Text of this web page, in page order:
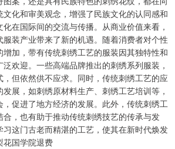
化和审美观念，增强了民族文化的认同感和
在国际间的交流与传播。从商业价值来看，
装产业带来了新的机遇。随着消费者对个性
加，带有传统刺绣工艺的服装因其独特性和
欢迎。一些高端品牌推出的刺绣系列服装，
但依然供不应求。同时，传统刺绣工艺的应
展，如刺绣原材料生产、刺绣工艺培训等，
促进了地方经济的发展。此外，传统刺绣工
，也有助于推动传统刺绣技艺的传承与发
习这门古老而精湛的工艺，使其在新时代焕发
花国学院退费